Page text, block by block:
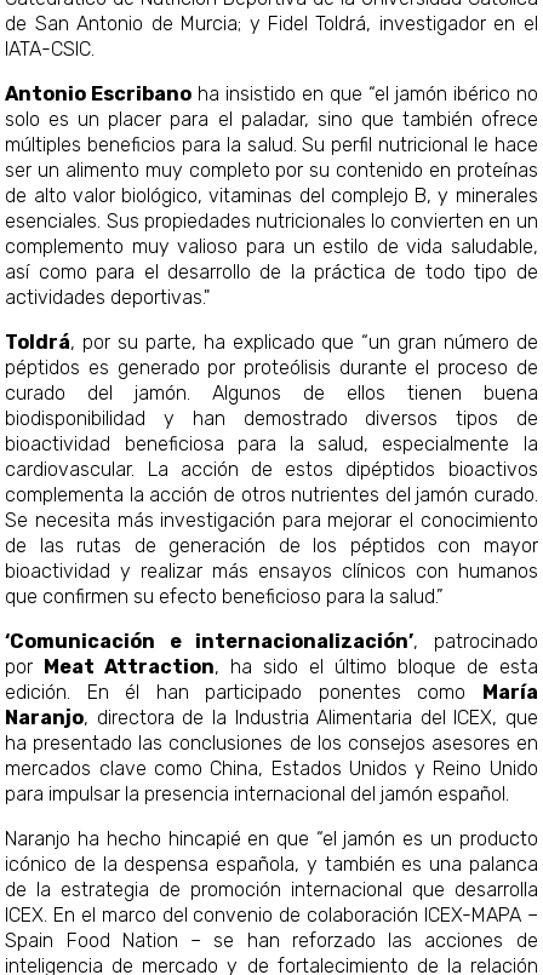
de San Antonio de Murcia; y Fidel Toldrá, investigador en el
IATA-CSIC.
Antonio Escribano ha insistido en que “el jamón ibérico no
solo es un placer para el paladar, sino que también ofrece
múltiples beneficios para la salud. Su perfil nutricional le hace
ser un alimento muy completo por su contenido en proteínas
de alto valor biológico, vitaminas del complejo B, y minerales
esenciales. Sus propiedades nutricionales lo convierten en un
complemento muy valioso para un estilo de vida saludable,
así como para el desarrollo de la práctica de todo tipo de
actividades deportivas."
Toldr, por su parte, ha explicado que “un gran número de
péptidos es generado por proteólisis durante el proceso de
curado del jamón. Algunos de ellos tienen buena
biodisponibilidad y han demostrado diversos tipos de
bioactividad beneficiosa para la salud, especialmente la
cardiovascular. La acción de estos dipéptidos bioactivos
complementa la acción de otros nutrientes del jamón curado.
Se necesita más investigación para mejorar el conocimiento
de las rutas de generación de los péptidos con mayor
bioactividad y realizar más ensayos clínicos con humanos
que confirmen su efecto beneficioso para la salud.”
‘Comunicación e internacionalización’, patrocinado
por Meat Attraction, ha sido el último bloque de esta
edición. En él han participado ponentes como María
Naranjo, directora de la Industria Alimentaria del ICEX, que
ha presentado las conclusiones de los consejos asesores en
mercados clave como China, Estados Unidos y Reino Unido
para impulsar la presencia internacional del jamón español.
Naranjo ha hecho hincapié en que “el jamón es un producto
icónico de la despensa española, y también es una palanca
de la estrategia de promoción internacional que desarrolla
ICEX. En el marco del convenio de colaboración ICEX-MAPA –
Spain Food Nation – se han reforzado las acciones de
inteligencia de mercado y de fortalecimiento de la relación